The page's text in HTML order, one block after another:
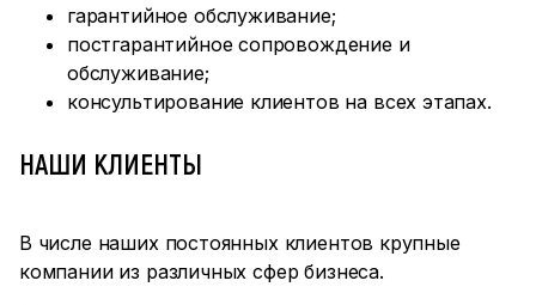
гарантийное обслуживание;
постгарантийное сопровождение и
обслуживание;
консультирование клиентов на всех этапах.
НАШИ КЛИЕНТЫ
В числе наших постоянных клиентов крупные
компании из различных сфер бизнеса.